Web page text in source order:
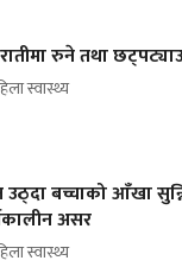
रुने तथा
स्वास्थ्य
उठ्दा बच्चाको आँखा
असर
स्वास्थ्य